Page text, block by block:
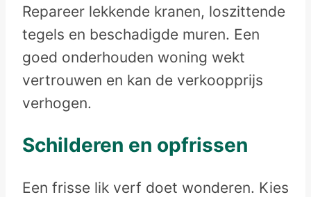
Repareer lekkende kranen, loszittende
tegels en beschadigde muren. Een
goed onderhouden woning wekt
vertrouwen en kan de verkoopprijs
verhogen.
Schilderen en opfrissen
Een frisse lik verf doet wonderen. Kies